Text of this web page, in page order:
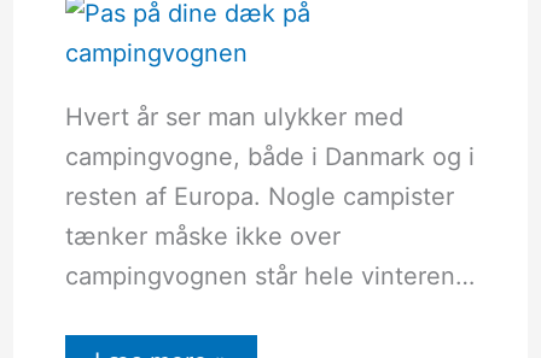
Hvert år ser man ulykker med
campingvogne, både i Danmark og i
resten af Europa. Nogle campister
tænker måske ikke over
campingvognen står hele vinteren…